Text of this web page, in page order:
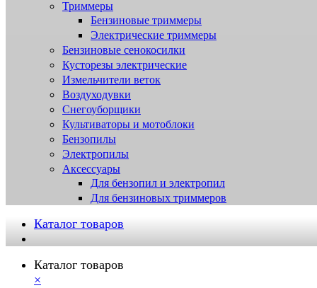
Триммеры
Бензиновые триммеры
Электрические триммеры
Бензиновые сенокосилки
Кусторезы электрические
Измельчители веток
Воздуходувки
Снегоуборщики
Культиваторы и мотоблоки
Бензопилы
Электропилы
Аксессуары
Для бензопил и электропил
Для бензиновых триммеров
Каталог товаров
Каталог товаров
×